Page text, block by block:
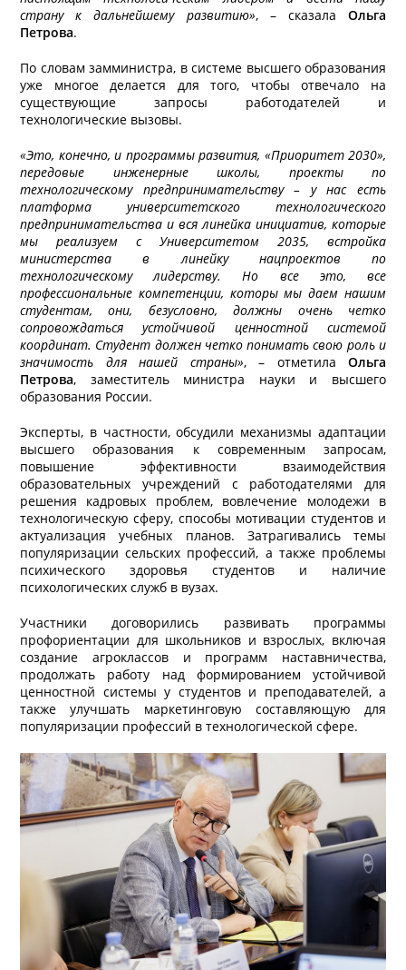
страну к дальнейшему развитию», – сказала Ольга
Петрова.
По словам замминистра, в системе высшего образования
уже многое делается для того, чтобы отвечало на
существующие запросы работодателей и
технологические вызовы.
«Это, конечно, и программы развития, «Приоритет 2030»,
передовые инженерные школы, проекты по
технологическому предпринимательству – у нас есть
платформа университетского технологического
предпринимательства и вся линейка инициатив, которые
мы реализуем с Университетом 2035, встройка
министерства в линейку нацпроектов по
технологическому лидерству. Но все это, все
профессиональные компетенции, которы мы даем нашим
студентам, они, безусловно, должны очень четко
сопровождаться устойчивой ценностной системой
координат. Студент должен четко понимать свою роль и
значимость для нашей страны», – отметила Ольга
Петрова, заместитель министра науки и высшего
образования России.
Эксперты, в частности, обсудили механизмы адаптации
высшего образования к современным запросам,
повышение эффективности взаимодействия
образовательных учреждений с работодателями для
решения кадровых проблем, вовлечение молодежи в
технологическую сферу, способы мотивации студентов и
актуализация учебных планов. Затрагивались темы
популяризации сельских профессий, а также проблемы
психического здоровья студентов и наличие
психологических служб в вузах.
Участники договорились развивать программы
профориентации для школьников и взрослых, включая
создание агроклассов и программ наставничества,
продолжать работу над формированием устойчивой
ценностной системы у студентов и преподавателей, а
также улучшать маркетинговую составляющую для
популяризации профессий в технологической сфере.